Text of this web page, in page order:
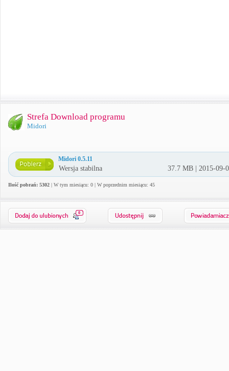
Strefa Download programu
Midori
Midori 0.5.11
Wersja stabilna 37.7 MB | 2015-09-
Ilość pobrań: 5302 | W tym miesiącu: 0 | W poprzednim miesiącu: 45
0